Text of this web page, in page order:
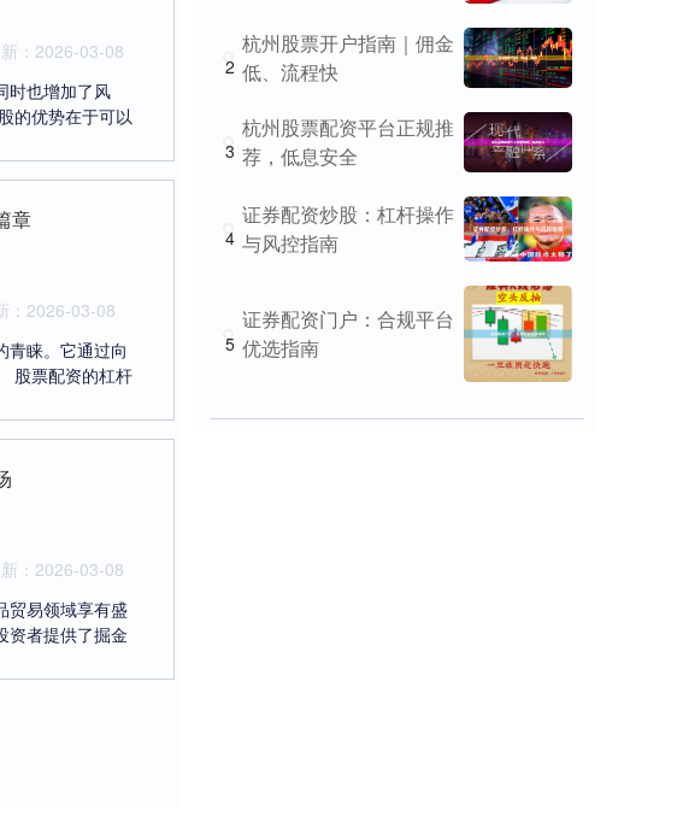
：2026-03-08
时也增加了风
的优势在于可以
章
：2026-03-08
青睐。它通过向
股票配资的杠杆
：2026-03-08
贸易领域享有盛
资者提供了掘金
2
杭州股票开户指南｜佣金
低、流程快
3
杭州股票配资平台正规推
荐，低息安全
4
证券配资炒股：杠杆操作
与风控指南
5
证券配资门户：合规平台
优选指南